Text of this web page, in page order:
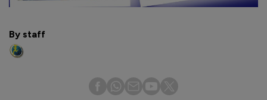
By staff